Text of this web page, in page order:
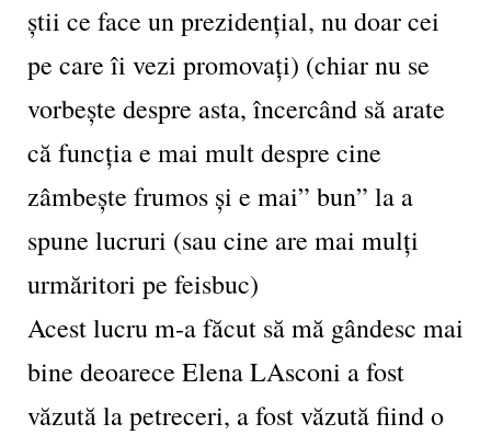
știi ce face un prezidențial, nu doar cei
pe care îi vezi promovați) (chiar nu se
vorbește despre asta, încercând să arate
că funcția e mai mult despre cine
zâmbește frumos și e mai” bun” la a
spune lucruri (sau cine are mai mulți
urmăritori pe feisbuc)
Acest lucru m-a făcut să mă gândesc mai
bine deoarece Elena LAsconi a fost
văzută la petreceri, a fost văzută fiind o